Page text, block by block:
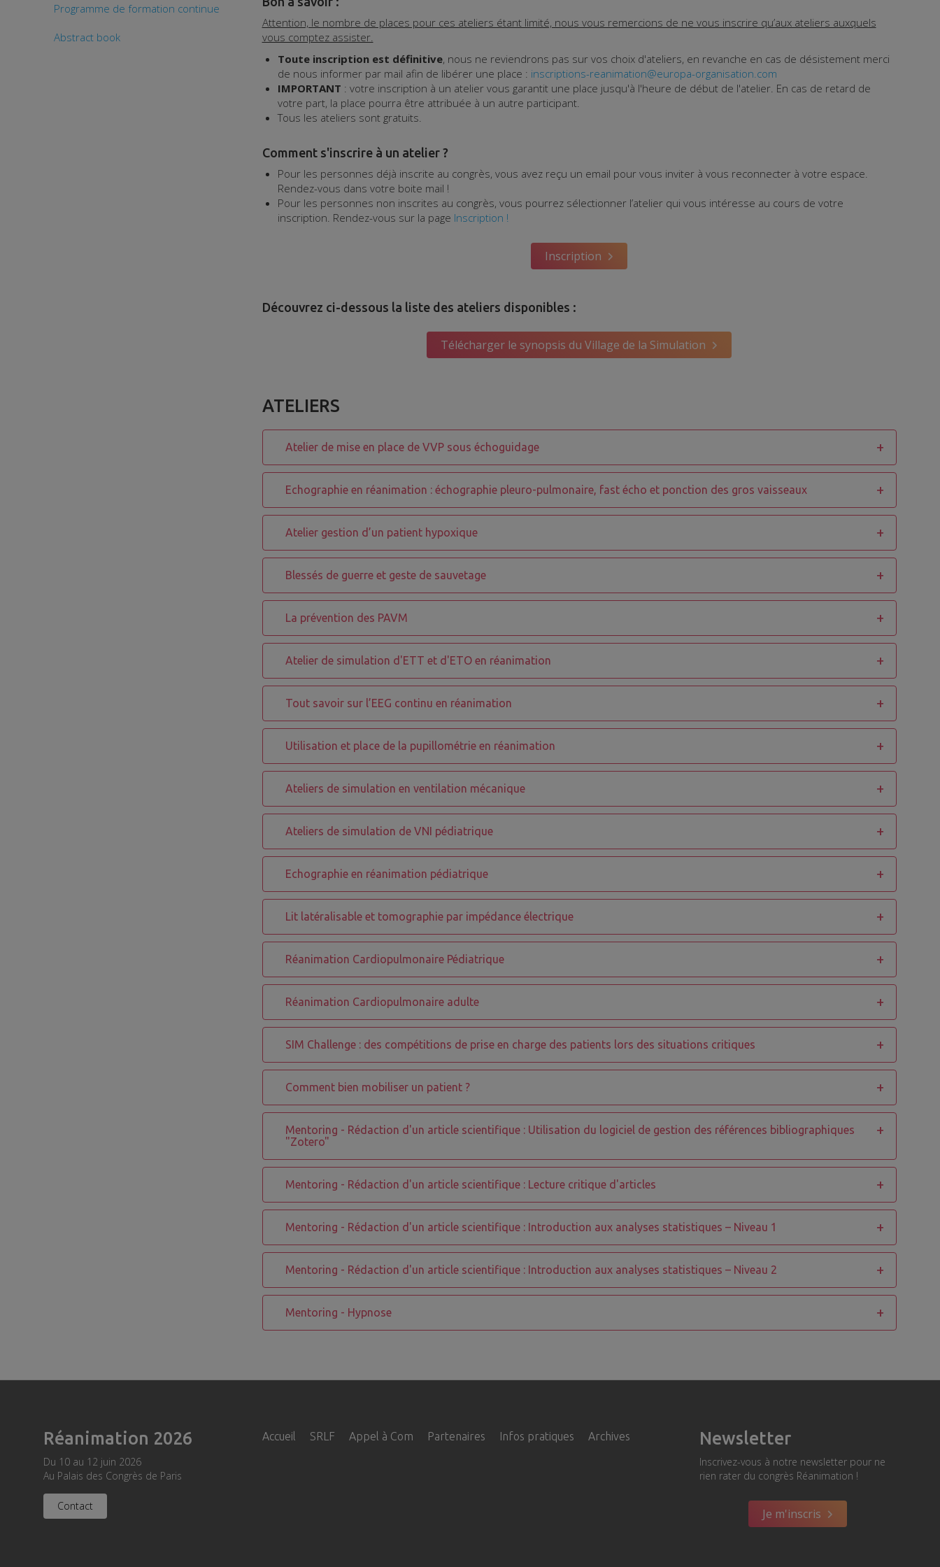
Programme de formation continue
Abstract book
Attention, le nombre de places pour ces ateliers étant limité, nous vous remercions de ne vous inscrire qu’aux ateliers auxquels
vous comptez assister.
Toute inscription est définitive, nous ne reviendrons pas sur vos choix d'ateliers, en revanche en cas de désistement merci
de nous informer par mail afin de libérer une place : inscriptions-reanimation@europa-organisation.com
IMPORTANT : votre inscription à un atelier vous garantit une place jusqu'à l'heure de début de l'atelier. En cas de retard de
votre part, la place pourra être attribuée à un autre participant.
Tous les ateliers sont gratuits.
Comment s'inscrire à un atelier ?
Pour les personnes déjà inscrite au congrès, vous avez reçu un email pour vous inviter à vous reconnecter à votre espace.
Rendez-vous dans votre boite mail !
Pour les personnes non inscrites au congrès, vous pourrez sélectionner l’atelier qui vous intéresse au cours de votre
inscription. Rendez-vous sur la page Inscription !
Inscription
Découvrez ci-dessous la liste des ateliers disponibles :
Télécharger le synopsis du Village de la Simulation
ATELIERS
Atelier de mise en place de VVP sous échoguidage
Echographie en réanimation : échographie pleuro-pulmonaire, fast écho et ponction des gros vaisseaux
Atelier gestion d’un patient hypoxique
Blessés de guerre et geste de sauvetage
La prévention des PAVM
Atelier de simulation d'ETT et d'ETO en réanimation
Tout savoir sur l’EEG continu en réanimation
Utilisation et place de la pupillométrie en réanimation
Ateliers de simulation en ventilation mécanique
Ateliers de simulation de VNI pédiatrique
Echographie en réanimation pédiatrique
Lit latéralisable et tomographie par impédance électrique
Réanimation Cardiopulmonaire Pédiatrique
Réanimation Cardiopulmonaire adulte
SIM Challenge : des compétitions de prise en charge des patients lors des situations critiques
Comment bien mobiliser un patient ?
Mentoring - Rédaction d'un article scientifique : Utilisation du logiciel de gestion des références bibliographiques
"Zotero"
Mentoring - Rédaction d'un article scientifique : Lecture critique d'articles
Mentoring - Rédaction d'un article scientifique : Introduction aux analyses statistiques – Niveau 1
Mentoring - Rédaction d'un article scientifique : Introduction aux analyses statistiques – Niveau 2
Mentoring - Hypnose
Réanimation 2026
Du 10 au 12 juin 2026
Au Palais des Congrès de Paris
Contact
Navigation
Accueil SRLF Appel à Com Partenaires Infos pratiques Archives Newsletter
Inscrivez-vous à notre newsletter pour ne
rien rater du congrès Réanimation !
Je m'inscris